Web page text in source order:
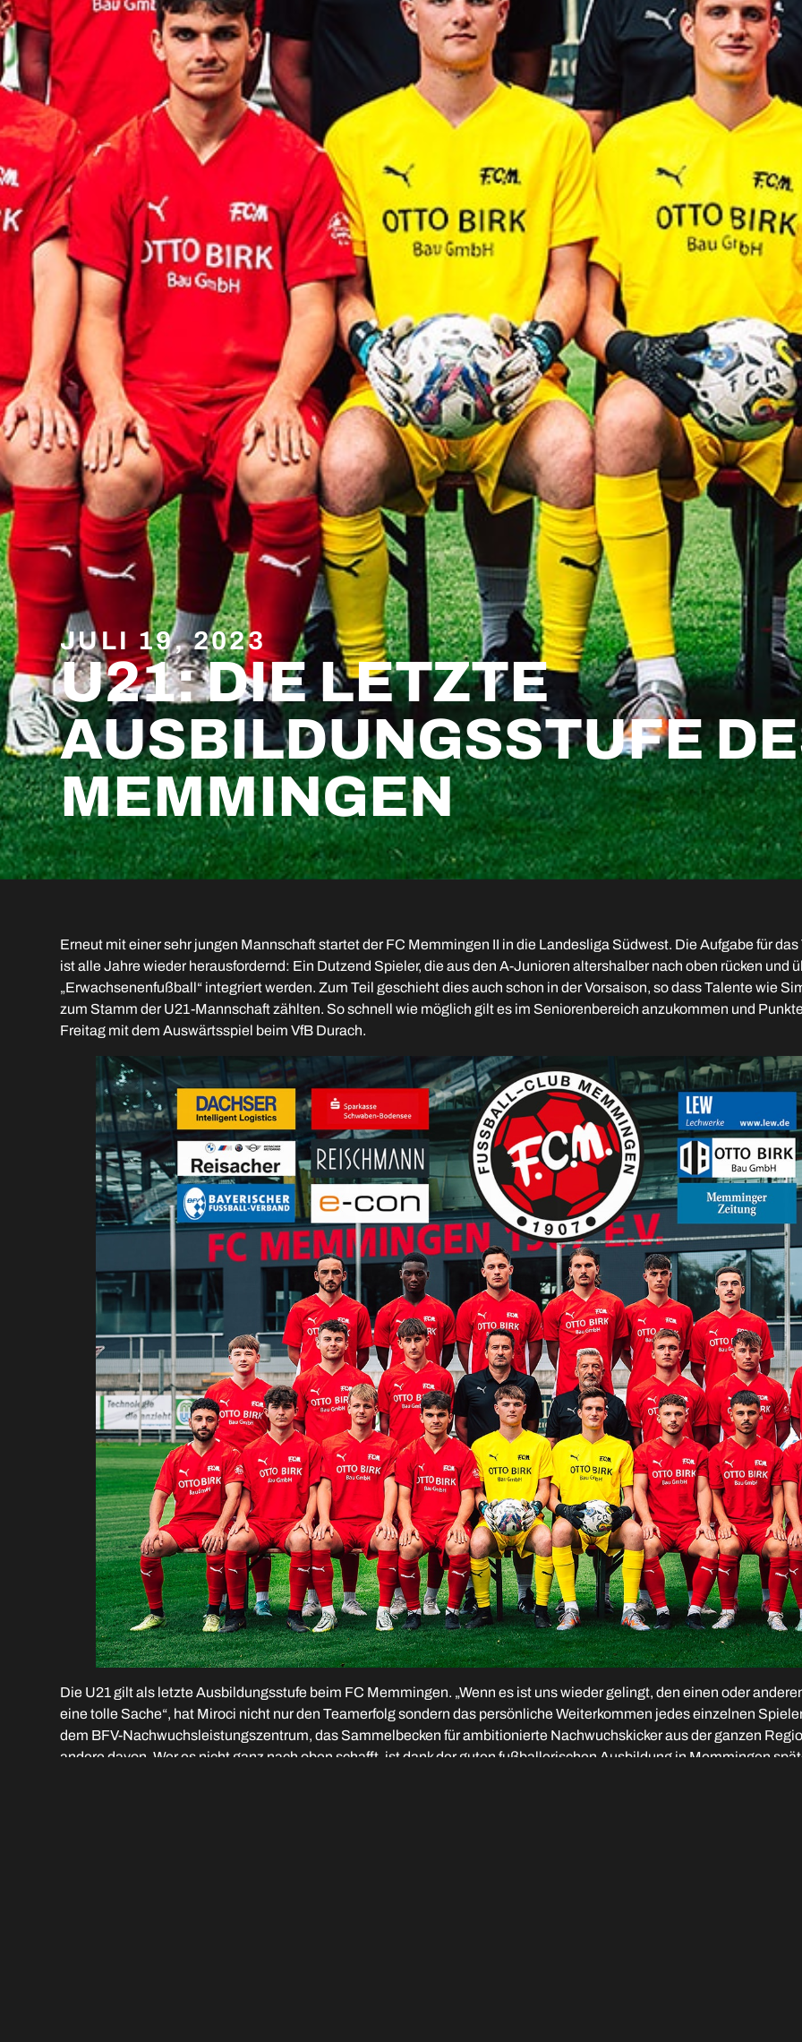
JULI 19, 2023
U21: DIE LETZTE
AUSBILDUNGSSTUFE
MEMMINGEN
Erneut mit einer sehr jungen Mannschaft startet der FC Memmingen II in die Landesliga Südwest. Die Aufgabe für
ist alle Jahre wieder herausfordernd: Ein Dutzend Spieler, die aus den A-Junioren altershalber nach oben rücken und
„Erwachsenenfußball“ integriert werden. Zum Teil geschieht dies auch schon in der Vorsaison, so dass Talente wie
zum Stamm der U21-Mannschaft zählten. So schnell wie möglich gilt es im Seniorenbereich anzukommen und
Freitag mit dem Auswärtsspiel beim VfB Durach.
Die U21 gilt als letzte Ausbildungsstufe beim FC Memmingen. „Wenn es ist uns wieder gelingt, den einen oder
eine tolle Sache“, hat Miroci nicht nur den Teamerfolg sondern das persönliche Weiterkommen jedes einzelnen
dem BFV-Nachwuchsleistungszentrum, das Sammelbecken für ambitionierte Nachwuchskicker aus der ganzen
andere davon. Wer es nicht ganz nach oben schafft, ist dank der guten fußballerischen Ausbildung in Memmingen